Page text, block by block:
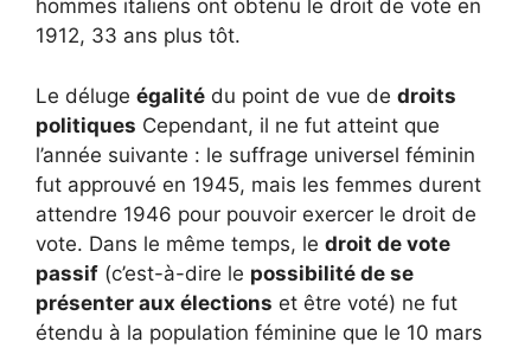
hommes italiens ont obtenu le droit de vote en
1912, 33 ans plus tôt.
Le déluge égalité du point de vue de droits
politiques Cependant, il ne fut atteint que
l’année suivante : le suffrage universel féminin
fut approuvé en 1945, mais les femmes durent
attendre 1946 pour pouvoir exercer le droit de
vote. Dans le même temps, le droit de vote
passif (c’est-à-dire le possibilité de se
présenter aux élections et être voté) ne fut
étendu à la population féminine que le 10 mars